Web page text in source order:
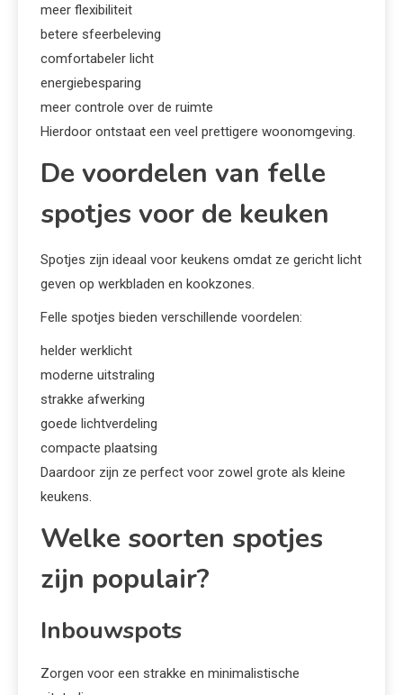
meer flexibiliteit
betere sfeerbeleving
comfortabeler licht
energiebesparing
meer controle over de ruimte
Hierdoor ontstaat een veel prettigere woonomgeving.
De voordelen van felle
spotjes voor de keuken
Spotjes zijn ideaal voor keukens omdat ze gericht licht
geven op werkbladen en kookzones.
Felle spotjes bieden verschillende voordelen:
helder werklicht
moderne uitstraling
strakke afwerking
goede lichtverdeling
compacte plaatsing
Daardoor zijn ze perfect voor zowel grote als kleine
keukens.
Welke soorten spotjes
zijn populair?
Inbouwspots
Zorgen voor een strakke en minimalistische